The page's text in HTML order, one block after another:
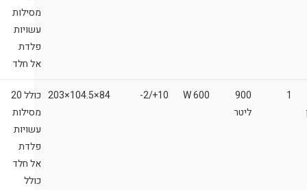
מסילות
עשויות
פלדת
אל חלד
1
900
ליטר
10+/2-
84×104.5×203
כולל 20
מסילות
עשויות
פלדת
אל חלד
כולל